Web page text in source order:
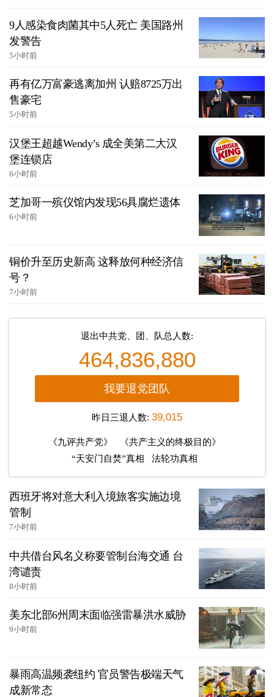
9人感染食肉菌其中5人死亡 美国路州
发警告
5小时前
再有亿万富豪逃离加州 认赔8725万出
售豪宅
5小时前
汉堡王超越Wendy’s 成全美第二大汉
堡连锁店
6小时前
芝加哥一殡仪馆内发现56具腐烂遗体
6小时前
铜价升至历史新高 这释放何种经济信
号？
7小时前
退出中共党、团、队总人数:
464,836,880
我要退党团队
昨日三退人数: 39,015
《九评共产党》
《共产主义的终极目的》
“天安门自焚”真相
法轮功真相
西班牙将对意大利入境旅客实施边境
管制
7小时前
中共借台风名义称要管制台海交通 台
湾谴责
8小时前
美东北部6州周末面临强雷暴洪水威胁
9小时前
暴雨高温频袭纽约 官员警告极端天气
成新常态